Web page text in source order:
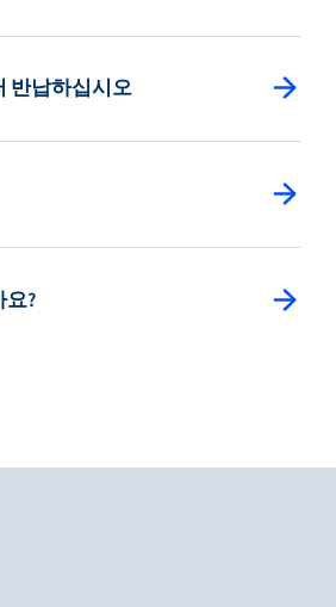
반납하십시오: Splitview Button
?: Splitview Button